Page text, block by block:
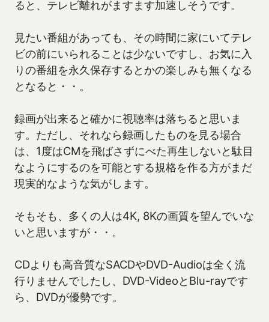
ると、テレビ離れがますます加速しそうです。
見たい番組があっても、その時間に家にいてテレ
ビの前にいられることは少ないですし、お気に入
りの番組を永久保存するとかの楽しみも無くなる
となると・・。
録画が出来ると確かに視聴率は落ちると思いま
す。ただし、それなら録画したものを見る場合
は、1度はCMを飛ばさずにべた再生しないと駄目
なようにするのを可能とする規格を作る方がまだ
現実的なような気がします。
そもそも、多くの人は4K, 8Kの画質を望んでいな
いと思いますが・・。
CDよりも高音質なSACDやDVD-Audioは全く流
行りませんでしたし、DVD-VideoとBlu-rayです
ら、DVDが優勢です。